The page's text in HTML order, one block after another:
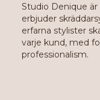
Studio Denique
erbjuder
erfarna stylister
varje kund, med
professionalism.